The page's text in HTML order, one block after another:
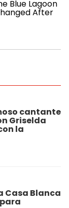
cantante
Griselda
la
Casa Blanca